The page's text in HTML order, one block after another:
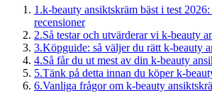
1 .k-beauty ansiktskräm bäst i test
recensioner
2.Så testar och utvärderar vi k-beauty
3.Köpguide: så väljer du rätt k-beauty
4.Så får du ut mest av din k-beauty
5.Tänk på detta innan du köper k-
6.Vanliga frågor om k-beauty